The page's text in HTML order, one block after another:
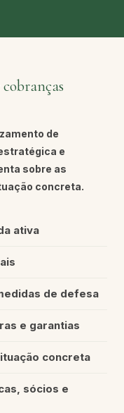
cobranças
de
e
sobre as
concreta.
ativa
de defesa
e garantias
concreta
sócios e